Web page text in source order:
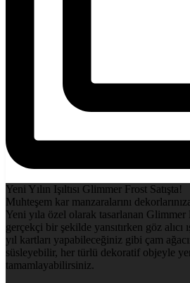
Yeni Yılın Işıltısı Glimmer Frost Satışta!
Muhteşem kar manzaralarını
Yeni yıla özel olarak tasarlanan
gerçekçi bir şekilde yansıtırken göz alıcı
yıl kartları yapabileceğiniz gibi çam
süsleyebilir, her türlü dekoratif objeyle
tamamlayabilirsiniz.